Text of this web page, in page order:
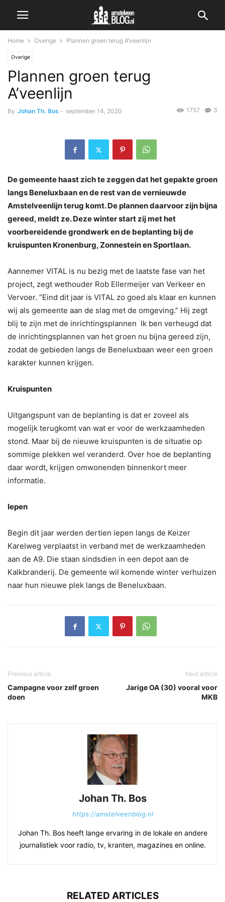
Home Overige Plannen groen terug A’veenlijn
Overige
Plannen groen terug
A’veenlijn
By Johan Th. Bos - september 14, 2020 3
1757
De gemeente haast zich te zeggen dat het gepakte groen
langs Beneluxbaan en de rest van de vernieuwde
Amstelveenlijn terug komt. De plannen daarvoor zijn bijna
gereed, meldt ze. Deze winter start zij met het
voorbereidende grondwerk en de beplanting bij de
kruispunten Kronenburg, Zonnestein en Sportlaan.
Aannemer VITAL is nu bezig met de laatste fase van het
project, zegt wethouder Rob Ellermeijer van Verkeer en
Vervoer. “Eind dit jaar is VITAL zo goed als klaar en kunnen
wij als gemeente aan de slag met de omgeving.” Hij zegt
blij te zijn met de inrichtingsplannen Ik ben verheugd dat
de inrichtingsplannen van het groen nu bijna gereed zijn,
zodat de gebieden langs de Beneluxbaan weer een groen
karakter kunnen krijgen.
Kruispunten
Uitgangspunt van de beplanting is dat er zoveel als
mogelijk terugkomt van wat er voor de werkzaamheden
stond. Maar bij de nieuwe kruispunten is de situatie op
sommige plekken wel veranderd. Over hoe de beplanting
daar wordt, krijgen omwonenden binnenkort meer
informatie.
Iepen
Begin dit jaar werden dertien iepen langs de Keizer
Karelweg verplaatst in verband met de werkzaamheden
aan de A9. Die staan sindsdien in een depot aan de
Kalkbranderij. De gemeente wil komende winter verhuizen
naar hun nieuwe plek langs de Beneluxbaan.
Previous article
Campagne voor zelf groen
doen
Next article
Jarige OA (30) vooral voor
MKB
Johan Th. Bos
https://amstelveenblog.nl
Johan Th. Bos heeft lange ervaring in de lokale en andere
journalistiek voor radio, tv, kranten, magazines en online.
RELATED ARTICLES